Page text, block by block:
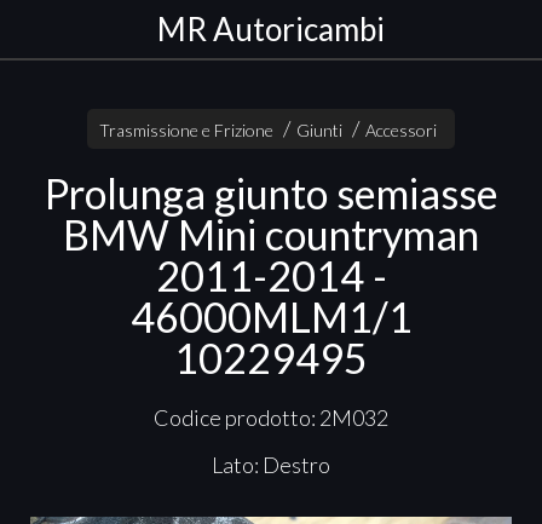
MR Autoricambi
Trasmissione e Frizione Giunti Accessori
Prolunga giunto semiasse
BMW Mini countryman
2011-2014 -
46000MLM1/1
10229495
Codice prodotto: 2M032
Lato: Destro